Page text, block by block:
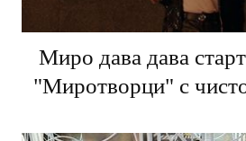
Миро дава дава
"Миротворци" с